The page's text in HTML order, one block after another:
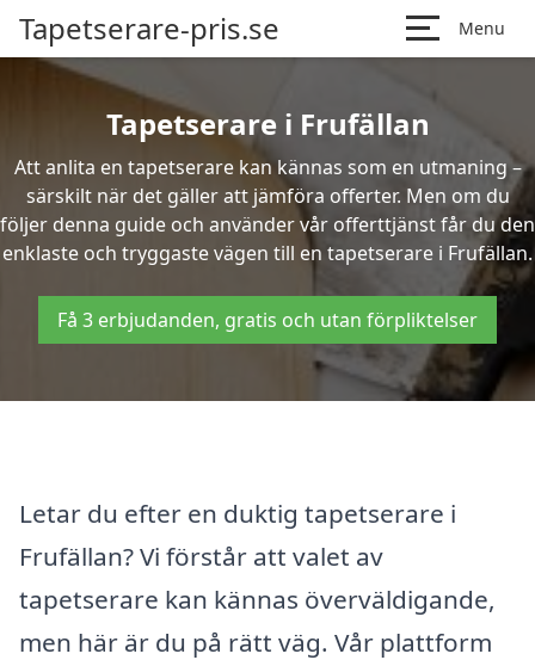
Tapetserare-pris.se Menu
Tapetserare i Frufällan
Att anlita en tapetserare kan kännas som en utmaning –
särskilt när det gäller att jämföra offerter. Men om du
följer denna guide och använder vår offerttjänst får du den
enklaste och tryggaste vägen till en tapetserare i Frufällan.
Få 3 erbjudanden, gratis och utan förpliktelser
Letar du efter en duktig tapetserare i
Frufällan? Vi förstår att valet av
tapetserare kan kännas överväldigande,
men här är du på rätt väg. Vår plattform